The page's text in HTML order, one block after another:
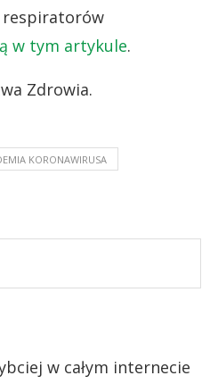
respiratorów
w tym artykule.
Zdrowia.
KORONAWIRUSA
w całym internecie